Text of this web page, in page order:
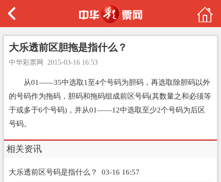
大乐透前区胆拖是指什么？
中华彩票网 2015-03-16 16:53
从01——35中选取1至4个号码为胆码，再选取除胆码以外
的号码作为拖码，胆码和拖码组成前区号码(其数量之和必须等
于或多于6个号码)，并从01——12中选取至少2个号码为后区
号码。
相关资讯
大乐透前区号码是指什么？ 03-16 16:57